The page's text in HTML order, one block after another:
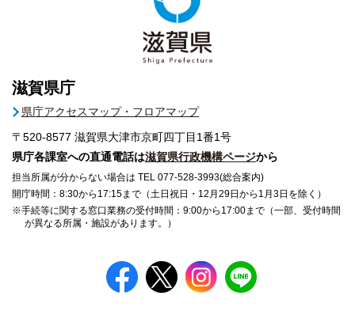
滋賀県庁
県庁アクセスマップ・フロアマップ
〒520-8577 滋賀県大津市京町四丁目1番1号
県庁各課室への直通電話は滋賀県行政機構ページから
担当所属が分からない場合は TEL 077-528-3993(総合案内)
開庁時間：8:30から17:15まで（土日祝日・12月29日から1月3日を除く）
※手続等に関する窓口業務の受付時間：9:00から17:00まで（一部、受付時間
が異なる所属・施設があります。）